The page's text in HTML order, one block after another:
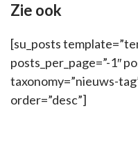
Zie ook
[su_posts
posts_per_page=”-1″
taxonomy=”nieuws-
order=”desc”]